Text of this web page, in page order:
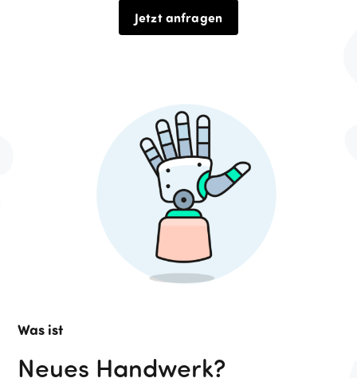
Jetzt anfragen
Was ist
Neues Handwerk?